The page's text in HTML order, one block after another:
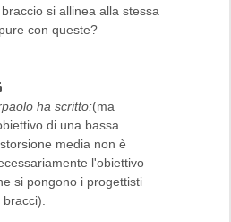
si allinea alla stessa
con queste?
ha scritto:(ma
di una bassa
media non è
l'obiettivo
si pongono i progettisti
bracci).